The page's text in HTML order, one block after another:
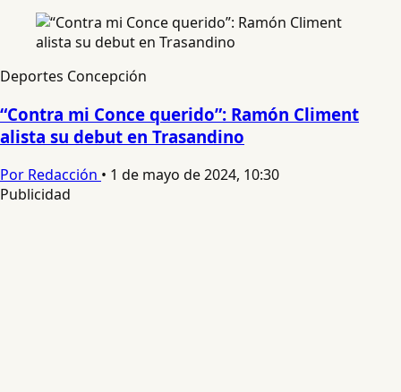
Deportes Concepción
“Contra mi Conce querido”: Ramón Climent
alista su debut en Trasandino
Por Redacción • 1 de mayo de 2024, 10:30
Publicidad